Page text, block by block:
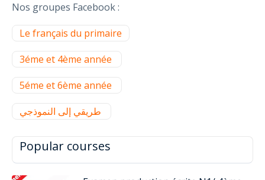
Nos groupes Facebook :
Le français du primaire
3éme et 4ème année
5éme et 6ème année
Popular courses